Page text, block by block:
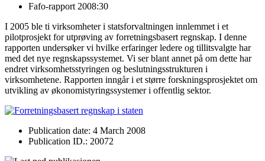
Fafo-rapport 2008:30
I 2005 ble ti virksomheter i statsforvaltningen innlemmet i et
pilotprosjekt for utprøving av forretningsbasert regnskap. I denne
rapporten undersøker vi hvilke erfaringer ledere og tillitsvalgte har
med det nye regnskapssystemet. Vi ser blant annet på om dette har
endret virksomhetsstyringen og beslutningsstrukturen i
virksomhetene. Rapporten inngår i et større forskningsprosjektet om
utvikling av økonomistyringssystemer i offentlig sektor.
Publication date: 4 March 2008
Publication ID.: 20072